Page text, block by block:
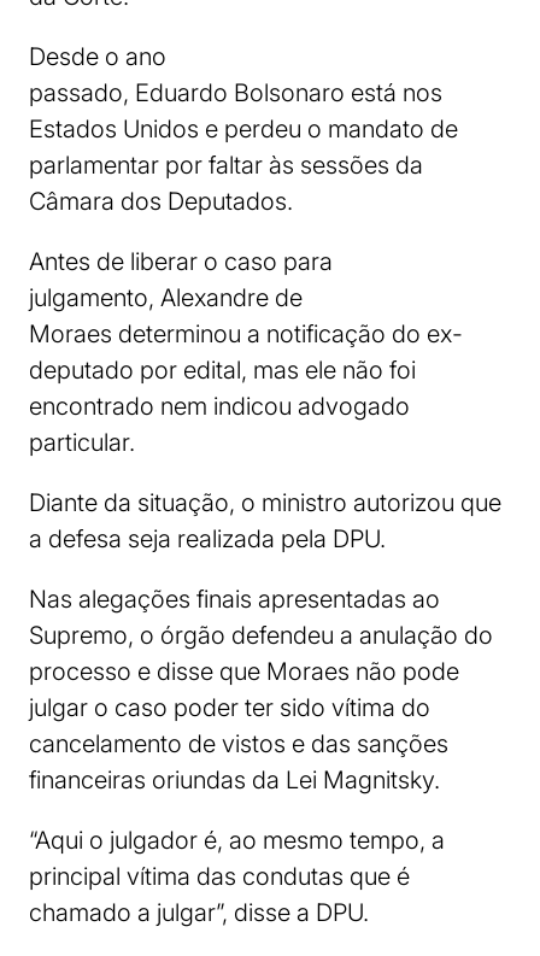
Desde o ano
passado, Eduardo Bolsonaro está nos
Estados Unidos e perdeu o mandato de
parlamentar por faltar às sessões da
Câmara dos Deputados.
Antes de liberar o caso para
julgamento, Alexandre de
Moraes determinou a notificação do ex-
deputado por edital, mas ele não foi
encontrado nem indicou advogado
particular.
Diante da situação, o ministro autorizou que
a defesa seja realizada pela DPU.
Nas alegações finais apresentadas ao
Supremo, o órgão defendeu a anulação do
processo e disse que Moraes não pode
julgar o caso poder ter sido vítima do
cancelamento de vistos e das sanções
financeiras oriundas da Lei Magnitsky.
“Aqui o julgador é, ao mesmo tempo, a
principal vítima das condutas que é
chamado a julgar”, disse a DPU.